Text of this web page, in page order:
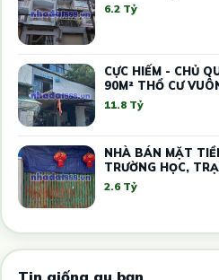
6.2 Tỷ
CỰC HIẾM - CHỦ
90M² THỔ CƯ
THỦ ĐỨC – GIÁ
DÒNG TIỀN SẴN
11.8 Tỷ
NHÀ BÁN MẶT
TRƯỜNG HỌC,
2.6 Tỷ
Tin giống gu bạn